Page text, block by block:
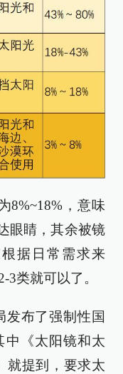
8%~18%，意味
眼睛，其余被镜
据日常需求来
类就可以了。
发布了强制性国
中《太阳镜和太
就提到，要求太